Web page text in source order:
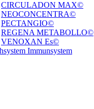
CIRCULADON MAX©
NEOCONCENTRA©
PECTANGIO©
REGENA METABOLLO©
VENOXAN Es©
Immunsystem